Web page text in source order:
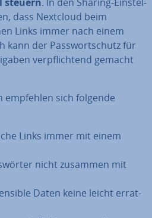
dass Nextcloud beim
Links immer nach einem
kann der Pass­wort­schutz für
ver­pflich­tend gemacht
empfehlen sich folgende
Links immer mit einem
nicht zusammen mit
Daten keine leicht er­rat­